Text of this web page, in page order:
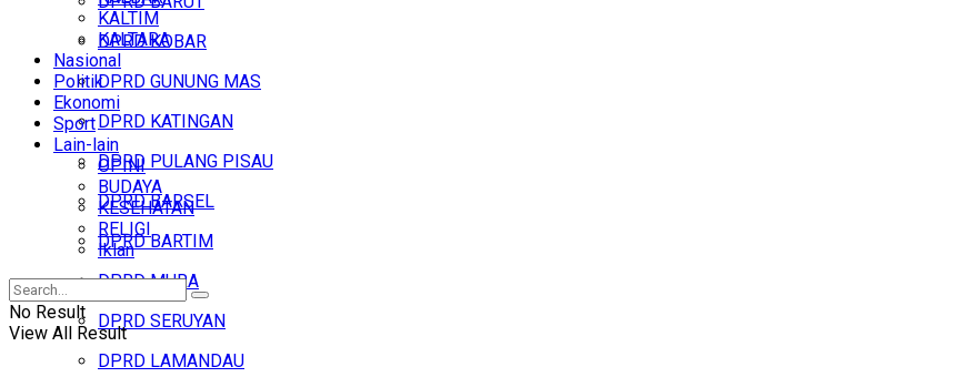
DPRD KOBAR
DPRD GUNUNG MAS
DPRD KATINGAN
DPRD PULANG PISAU
DPRD BARSEL
DPRD BARTIM
DPRD MURA
DPRD SERUYAN
DPRD LAMANDAU
KALTIM
KALTARA
Nasional
Politik
Ekonomi
Sport
Lain-lain
OPINI
BUDAYA
KESEHATAN
RELIGI
Iklan
No Result
View All Result